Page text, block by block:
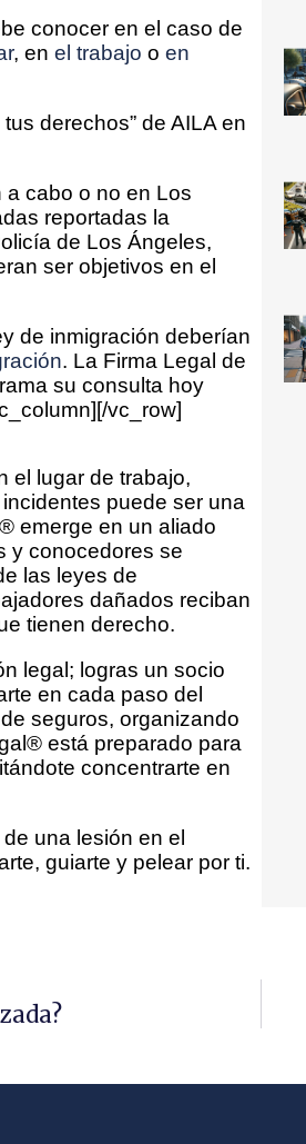
conocer en el caso de
, en el trabajo o en
derechos” de AILA en
a cabo o no en Los
reportadas la
de Los Ángeles,
ser objetivos en el
de inmigración deberían
. La Firma Legal de
su consulta hoy
vc_row]
el lugar de trabajo,
puede ser una
emerge en un aliado
y conocedores se
las leyes de
dañados reciban
tienen derecho.
legal; logras un socio
en cada paso del
seguros, organizando
está preparado para
concentrarte en
una lesión en el
guiarte y pelear por ti.